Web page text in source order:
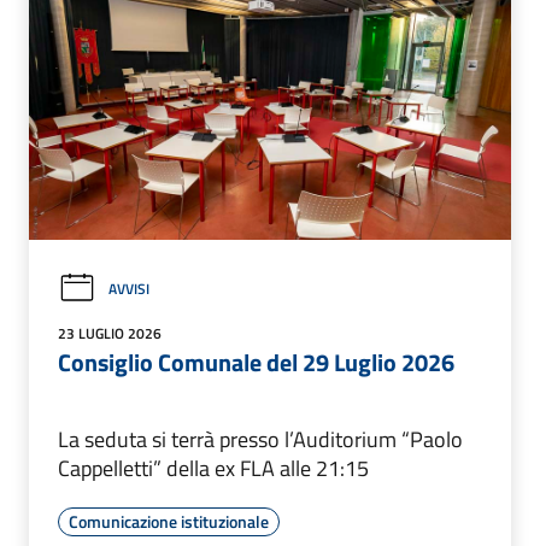
AVVISI
23 LUGLIO 2026
Consiglio Comunale del 29 Luglio 2026
La seduta si terrà presso l’Auditorium “Paolo
Cappelletti” della ex FLA alle 21:15
Comunicazione istituzionale